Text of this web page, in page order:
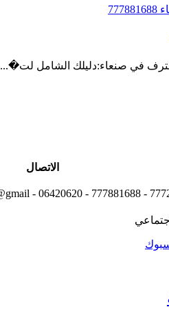
في صنعاء:دليلك الشامل لت�...
الاتصال
777214362 - 777881688